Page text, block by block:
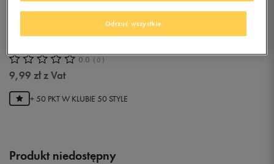
NEW ERA CZAPKA TEAM
LEOPARD NEW YORK
GIANTS
0.0 ( 0 )
9,99 złz Vat
+ 50 PKT W KLUBIE 50 STYLE
Produkt niedostępny
Odrzuć wszystkie